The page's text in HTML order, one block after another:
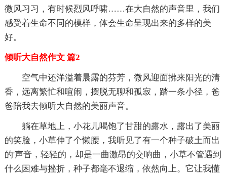
微风习习，有时候烈风呼啸……在大自然的声音里，我们
感受着生命不同的模样，体会生命呈现出来的多样的美
好。
倾听大自然作文 篇2
空气中还洋溢着晨露的芬芳，微风迎面拂来阳光的清
香，远离繁忙和喧闹，摆脱无聊和孤寂，踏一条小径，爸
爸陪我去倾听大自然的美丽声音。
躺在草地上，小花儿喝饱了甘甜的露水，露出了美丽
的笑脸，小草伸了个懒腰，我听见了有一个种子破土而出
的'声音，轻轻的，却是一曲激昂的交响曲，小草不管遇到
什么困难与挫折，种子都毫不退缩，依然向上。它让我懂